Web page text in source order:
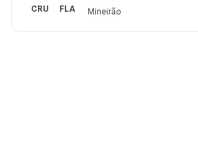
CRU FLA Mineirão